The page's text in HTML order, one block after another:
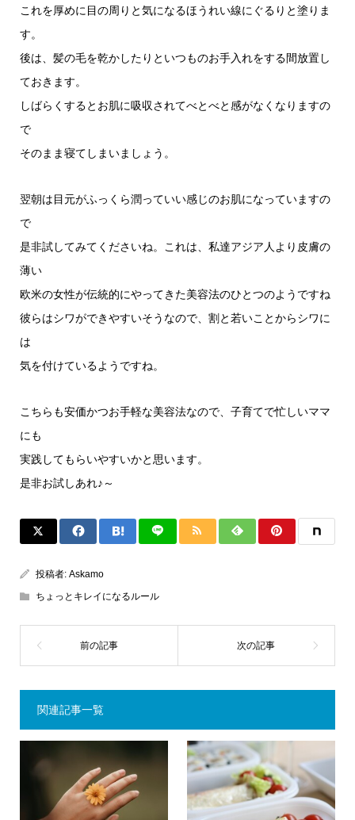
これを厚めに目の周りと気になるほうれい線にぐるりと塗りま
す。
後は、髪の毛を乾かしたりといつものお手入れをする間放置し
ておきます。
しばらくするとお肌に吸収されてべとべと感がなくなりますの
で
そのまま寝てしまいましょう。
翌朝は目元がふっくら潤っていい感じのお肌になっていますの
で
是非試してみてくださいね。これは、私達アジア人より皮膚の
薄い
欧米の女性が伝統的にやってきた美容法のひとつのようですね
彼らはシワができやすいそうなので、割と若いことからシワに
は
気を付けているようですね。
こちらも安価かつお手軽な美容法なので、子育てで忙しいママ
にも
実践してもらいやすいかと思います。
是非お試しあれ♪～
投稿者: Askamo
ちょっとキレイになるルール
関連記事一覧